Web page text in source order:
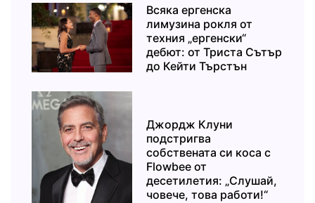
Всяка ергенска
лимузина рокля от
техния „ергенски“
дебют: от Триста Сътър
до Кейти Търстън
Джордж Клуни
подстригва
собствената си коса с
Flowbee от
десетилетия: „Слушай,
човече, това работи!“